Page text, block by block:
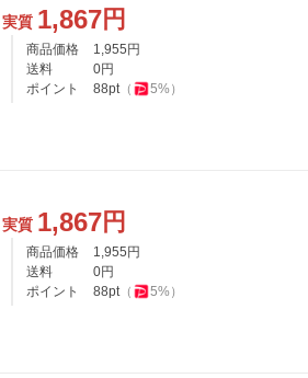
実質 1,867円
商品価格 1,955 円
送料
0円
ポイント
88pt（ 5%）
実質 1,867円
商品価格 1,955 円
送料
0円
ポイント
88pt（ 5%）